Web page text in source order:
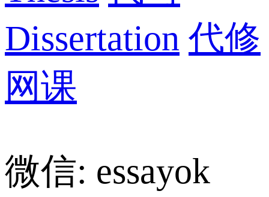
Dissertation 代修
网课
微信: essayok